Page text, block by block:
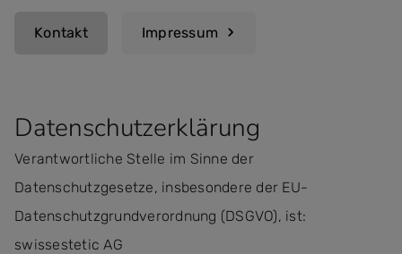
Kontakt Impressum
Datenschutzerklärung
Verantwortliche Stelle im Sinne der
Datenschutzgesetze, insbesondere der EU-
Datenschutzgrundverordnung (DSGVO), ist:
swissestetic AG